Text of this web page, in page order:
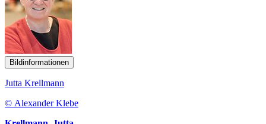
Bildinformationen
Jutta Krellmann
© Alexander Klebe